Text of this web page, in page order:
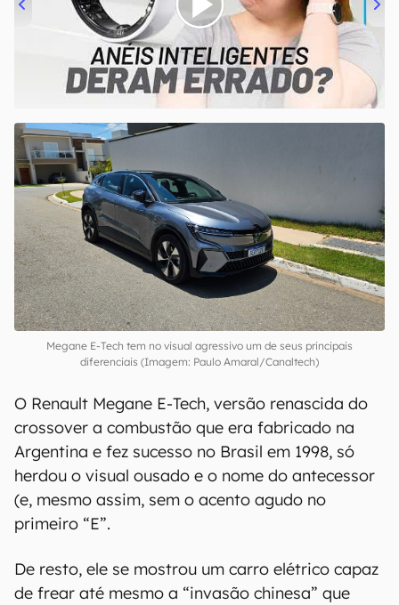
00:00/21:11
Megane E-Tech tem no visual agressivo um de seus principais
diferenciais (Imagem: Paulo Amaral/Canaltech)
O Renault Megane E-Tech, versão renascida do
crossover a combustão que era fabricado na
Argentina e fez sucesso no Brasil em 1998, só
herdou o visual ousado e o nome do antecessor
(e, mesmo assim, sem o acento agudo no
primeiro “E”.
De resto, ele se mostrou um carro elétrico capaz
de frear até mesmo a “invasão chinesa” que